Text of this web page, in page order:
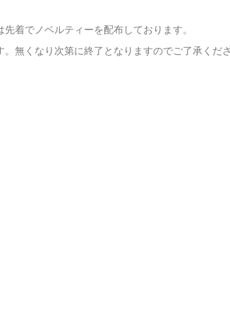
着でノベルティーを配布しております。
無くなり次第に終了となりますのでご了承くださ